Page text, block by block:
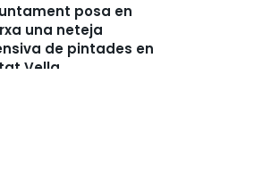
posa en
una neteja
de pintades en
Vella